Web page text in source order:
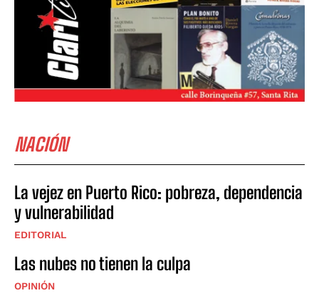
NACIÓN
La vejez en Puerto Rico: pobreza, dependencia
y vulnerabilidad
EDITORIAL
Las nubes no tienen la culpa
OPINIÓN